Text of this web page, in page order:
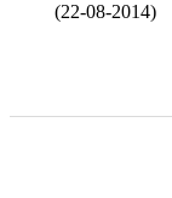
(22-08-2014)